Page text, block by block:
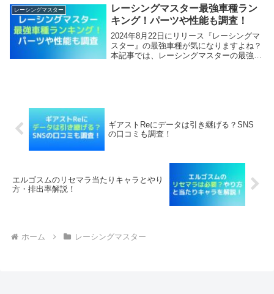
やる事やダイヤの使い道も解説していきま
す。【本...
レーシングマスター
レーシングマスター最強車種ラン
キング！パーツや性能も調査！
2024年8月22日にリリース『レーシングマ
スター』の最強車種が気になりますよね？
本記事では、レーシングマスターの最強車
ギアストReにデータは引き継げる？SNS
の口コミも調査！
エルゴスムのリセマラ当たりキャラとやり
方・排出率解説！
ホーム レーシングマスター